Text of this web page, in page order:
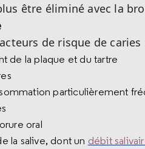
être éliminé avec la
de risque de caries
de la plaque et du tartre
particulièrement
oral
la salive, dont un débit